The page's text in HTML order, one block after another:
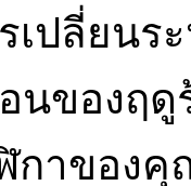
เปลี่ยนร
นของฤ
กาของ